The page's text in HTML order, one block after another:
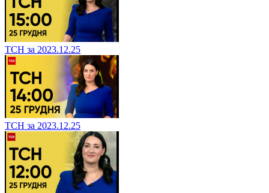
ТСН за 2023.12.25
ТСН за 2023.12.25